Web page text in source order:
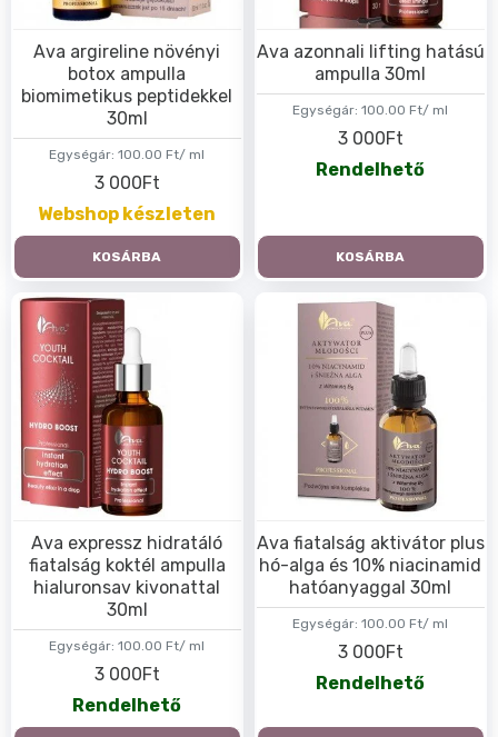
Egységár: 100.00 Ft/ ml
Ava argireline növényi
botox ampulla
biomimetikus peptidekkel
30ml
3 000Ft
Webshop készleten
KOSÁRBA
Egységár: 100.00 Ft/ ml
Ava azonnali lifting hatású
ampulla 30ml
3 000Ft
Rendelhető
KOSÁRBA
Egységár: 100.00 Ft/ ml
Ava expressz hidratáló
fiatalság koktél ampulla
hialuronsav kivonattal
30ml
3 000Ft
Rendelhető
Egységár: 100.00 Ft/ ml
Ava fiatalság aktivátor plus
hó-alga és 10% niacinamid
hatóanyaggal 30ml
3 000Ft
Rendelhető